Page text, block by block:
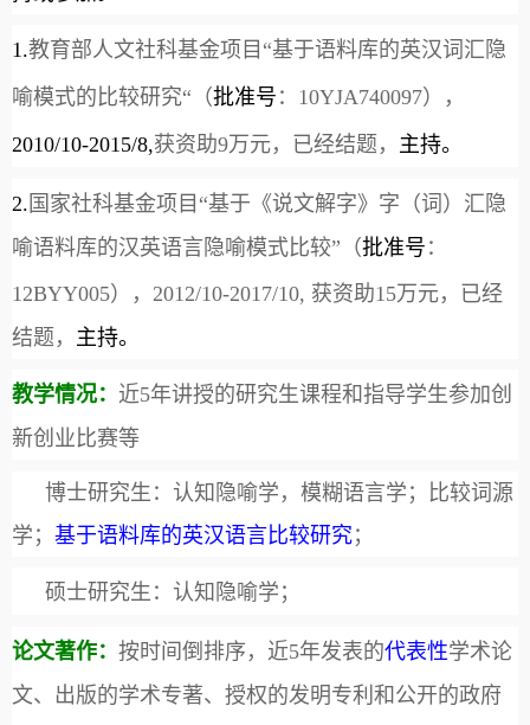
1.教育部人文社科基金项目“基于语料库的英汉词汇隐
喻模式的比较研究“（批准号 ： 10YJA740097），
2010/10-2015/8,获资助9万元，已经结题， 主持。
2. 国家社科基金项目“基于《说文解字》字（词）汇隐
喻语料库的汉英语言隐喻模式比较”（批准号 ：
12BYY005）， 2012/10-2017/10, 获资助15万元， 已经
结题 ， 主持。
教学情况： 近5年讲授的研究生课程和指导学生参加创
新创业比赛等
博士研究生：认知隐喻学，模糊语言学；比较词源
学； 基于语料库的英汉语言比较研究；
硕士研究生：认知隐喻学；
论文著作： 按时间倒排序，近5年发表的代表性学术论
文、出版的学术专著、授权的发明专利和公开的政府